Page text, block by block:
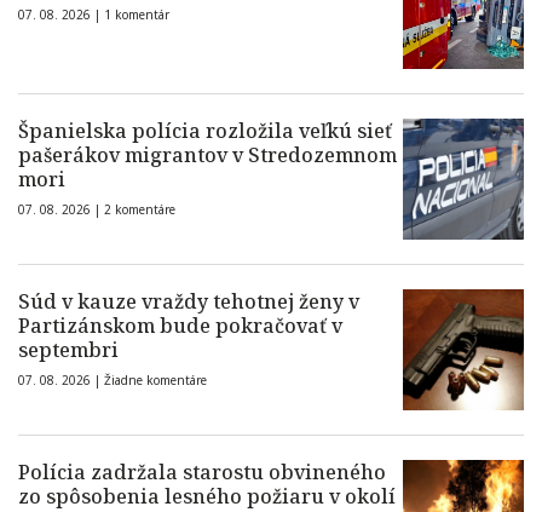
07. 08. 2026 | 1 komentár
Španielska polícia rozložila veľkú sieť
pašerákov migrantov v Stredozemnom
mori
07. 08. 2026 | 2 komentáre
Súd v kauze vraždy tehotnej ženy v
Partizánskom bude pokračovať v
septembri
07. 08. 2026 | Žiadne komentáre
Polícia zadržala starostu obvineného
zo spôsobenia lesného požiaru v okolí